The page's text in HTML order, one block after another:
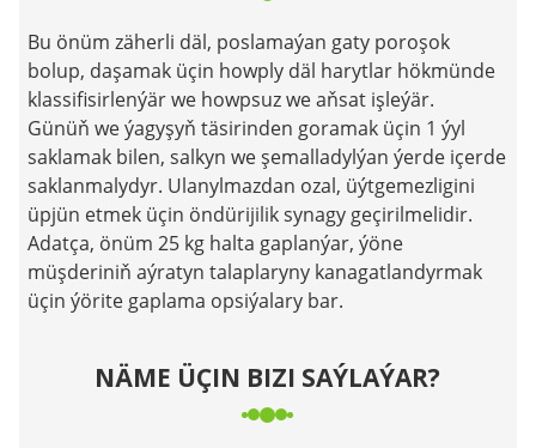
Bu önüm zäherli däl, poslamaýan gaty poroşok
bolup, daşamak üçin howply däl harytlar hökmünde
klassifisirlenýär we howpsuz we aňsat işleýär.
Günüň we ýagyşyň täsirinden goramak üçin 1 ýyl
saklamak bilen, salkyn we şemalladylýan ýerde içerde
saklanmalydyr. Ulanylmazdan ozal, üýtgemezligini
üpjün etmek üçin öndürijilik synagy geçirilmelidir.
Adatça, önüm 25 kg halta gaplanýar, ýöne
müşderiniň aýratyn talaplaryny kanagatlandyrmak
üçin ýörite gaplama opsiýalary bar.
NÄME ÜÇIN BIZI SAÝLAÝAR?